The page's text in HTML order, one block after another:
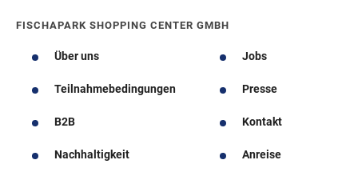
FISCHAPARK SHOPPING CENTER GMBH
Über uns Jobs
Teilnahmebedingungen Presse
B2B Kontakt
Nachhaltigkeit Anreise